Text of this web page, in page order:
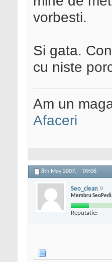
vorbesti.
Si gata.
cu niste
Am un
Afaceri
8th May 2007, 09:06
Seo_clean
Membru
Reputatie: